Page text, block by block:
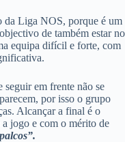
da Liga NOS, porque é um
de também estar no
equipa difícil e forte, com
em frente não se
por isso o grupo
Alcançar a final é o
jogo e com o mérito de